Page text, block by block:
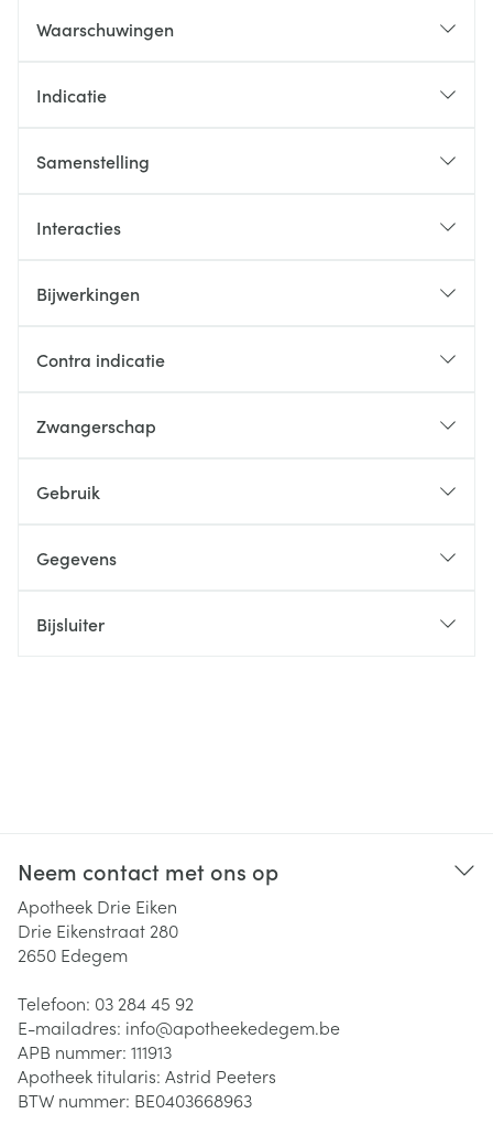
Waarschuwingen
Indicatie
Samenstelling
Interacties
Bijwerkingen
Contra indicatie
Zwangerschap
Gebruik
Gegevens
Bijsluiter
Neem contact met ons op
Apotheek Drie Eiken
Drie Eikenstraat 280
2650 Edegem
Telefoon: 03 284 45 92
E-mailadres: info@apotheekedegem.be
APB nummer: 111913
Apotheek titularis: Astrid Peeters
BTW nummer: BE0403668963